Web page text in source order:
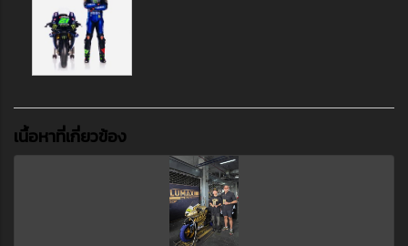
เนื้อหาที่เกี่ยวข้อง